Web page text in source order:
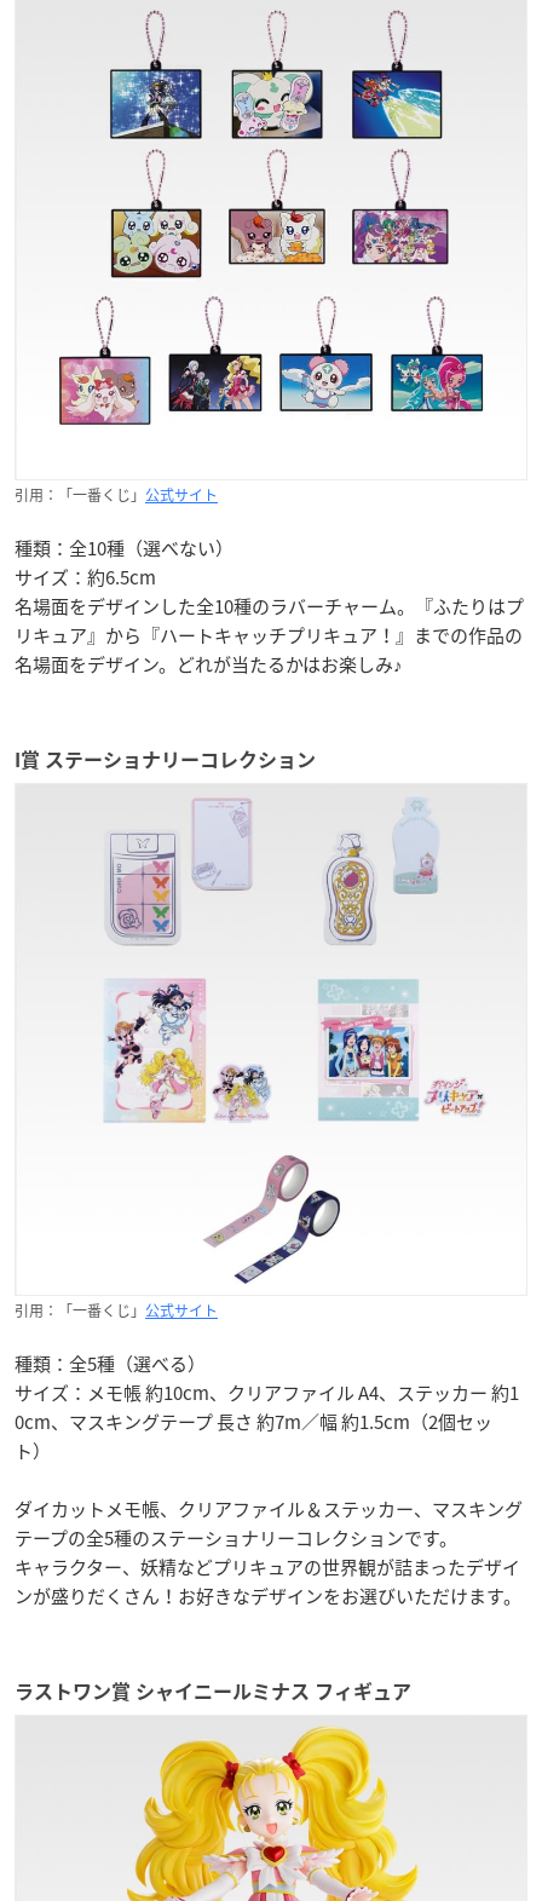
引用：「一番くじ」 公式サイト
種類：全10種（選べない）
サイズ：約6.5cm
名場面をデザインした全10種のラバーチャーム。『ふたりはプ
リキュア』から『ハートキャッチプリキュア！』までの作品の
名場面をデザイン。どれが当たるかはお楽しみ♪
I賞 ステーショナリーコレクション
引用：「一番くじ」 公式サイト
種類：全5種（選べる）
サイズ：メモ帳 約10cm、クリアファイル A4、ステッカー 約1
0cm、マスキングテープ 長さ 約7m／幅 約1.5cm（2個セッ
ト）
ダイカットメモ帳、クリアファイル＆ステッカー、マスキング
テープの全5種のステーショナリーコレクションです。
キャラクター、妖精などプリキュアの世界観が詰まったデザイ
ンが盛りだくさん！お好きなデザインをお選びいただけます。
ラストワン賞 シャイニールミナス フィギュア